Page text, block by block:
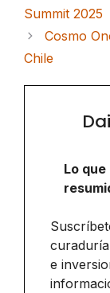
Summit 2025
Cosmo
Chile
Lo
e